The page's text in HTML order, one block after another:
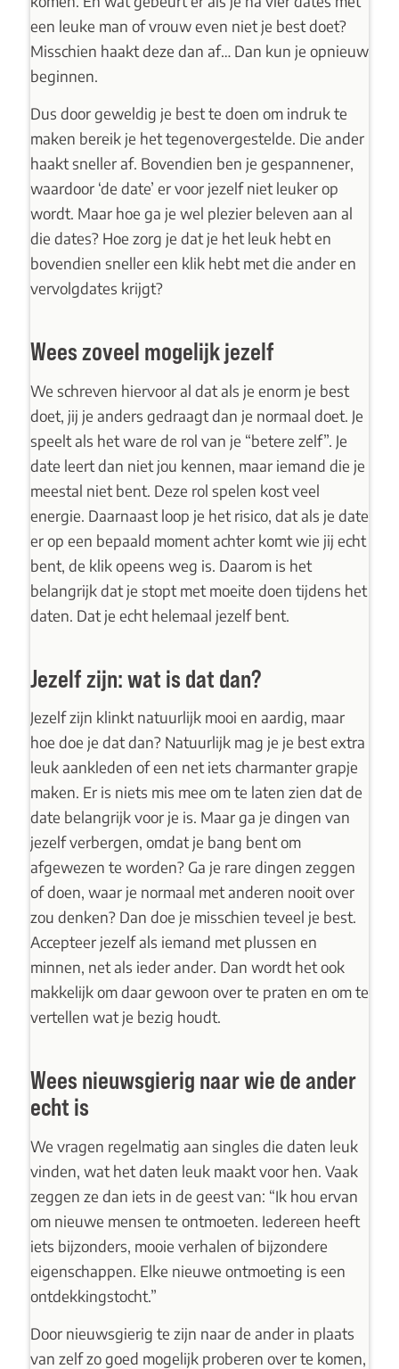
een leuke man of vrouw even niet je best doet?
Misschien haakt deze dan af… Dan kun je opnieuw
beginnen.
Dus door geweldig je best te doen om indruk te
maken bereik je het tegenovergestelde. Die ander
haakt sneller af. Bovendien ben je gespannener,
waardoor ‘de date’ er voor jezelf niet leuker op
wordt. Maar hoe ga je wel plezier beleven aan al
die dates? Hoe zorg je dat je het leuk hebt en
bovendien sneller een klik hebt met die ander en
vervolgdates krijgt?
Wees zoveel mogelijk jezelf
We schreven hiervoor al dat als je enorm je best
doet, jij je anders gedraagt dan je normaal doet. Je
speelt als het ware de rol van je “betere zelf”. Je
date leert dan niet jou kennen, maar iemand die je
meestal niet bent. Deze rol spelen kost veel
energie. Daarnaast loop je het risico, dat als je date
er op een bepaald moment achter komt wie jij echt
bent, de klik opeens weg is. Daarom is het
belangrijk dat je stopt met moeite doen tijdens het
daten. Dat je echt helemaal jezelf bent.
Jezelf zijn: wat is dat dan?
Jezelf zijn klinkt natuurlijk mooi en aardig, maar
hoe doe je dat dan? Natuurlijk mag je je best extra
leuk aankleden of een net iets charmanter grapje
maken. Er is niets mis mee om te laten zien dat de
date belangrijk voor je is. Maar ga je dingen van
jezelf verbergen, omdat je bang bent om
afgewezen te worden? Ga je rare dingen zeggen
of doen, waar je normaal met anderen nooit over
zou denken? Dan doe je misschien teveel je best.
Accepteer jezelf als iemand met plussen en
minnen, net als ieder ander. Dan wordt het ook
makkelijk om daar gewoon over te praten en om te
vertellen wat je bezig houdt.
Wees nieuwsgierig naar wie de ander
echt is
We vragen regelmatig aan singles die daten leuk
vinden, wat het daten leuk maakt voor hen. Vaak
zeggen ze dan iets in de geest van: “Ik hou ervan
om nieuwe mensen te ontmoeten. Iedereen heeft
iets bijzonders, mooie verhalen of bijzondere
eigenschappen. Elke nieuwe ontmoeting is een
ontdekkingstocht.”
Door nieuwsgierig te zijn naar de ander in plaats
van zelf zo goed mogelijk proberen over te komen,